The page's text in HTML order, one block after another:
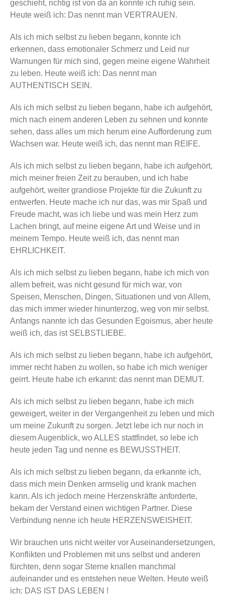
geschieht, richtig ist von da an konnte ich ruhig sein.
Heute weiß ich: Das nennt man VERTRAUEN.
Als ich mich selbst zu lieben begann, konnte ich
erkennen, dass emotionaler Schmerz und Leid nur
Warnungen für mich sind, gegen meine eigene Wahrheit
zu leben. Heute weiß ich: Das nennt man
AUTHENTISCH SEIN.
Als ich mich selbst zu lieben begann, habe ich aufgehört,
mich nach einem anderen Leben zu sehnen und konnte
sehen, dass alles um mich herum eine Aufforderung zum
Wachsen war. Heute weiß ich, das nennt man REIFE.
Als ich mich selbst zu lieben begann, habe ich aufgehört,
mich meiner freien Zeit zu berauben, und ich habe
aufgehört, weiter grandiose Projekte für die Zukunft zu
entwerfen. Heute mache ich nur das, was mir Spaß und
Freude macht, was ich liebe und was mein Herz zum
Lachen bringt, auf meine eigene Art und Weise und in
meinem Tempo. Heute weiß ich, das nennt man
EHRLICHKEIT.
Als ich mich selbst zu lieben begann, habe ich mich von
allem befreit, was nicht gesund für mich war, von
Speisen, Menschen, Dingen, Situationen und von Allem,
das mich immer wieder hinunterzog, weg von mir selbst.
Anfangs nannte ich das Gesunden Egoismus, aber heute
weiß ich, das ist SELBSTLIEBE.
Als ich mich selbst zu lieben begann, habe ich aufgehört,
immer recht haben zu wollen, so habe ich mich weniger
geirrt. Heute habe ich erkannt: das nennt man DEMUT.
Als ich mich selbst zu lieben begann, habe ich mich
geweigert, weiter in der Vergangenheit zu leben und mich
um meine Zukunft zu sorgen. Jetzt lebe ich nur noch in
diesem Augenblick, wo ALLES stattfindet, so lebe ich
heute jeden Tag und nenne es BEWUSSTHEIT.
Als ich mich selbst zu lieben begann, da erkannte ich,
dass mich mein Denken armselig und krank machen
kann. Als ich jedoch meine Herzenskräfte anforderte,
bekam der Verstand einen wichtigen Partner. Diese
Verbindung nenne ich heute HERZENSWEISHEIT.
Wir brauchen uns nicht weiter vor Auseinandersetzungen,
Konflikten und Problemen mit uns selbst und anderen
fürchten, denn sogar Sterne knallen manchmal
aufeinander und es entstehen neue Welten. Heute weiß
ich: DAS IST DAS LEBEN !